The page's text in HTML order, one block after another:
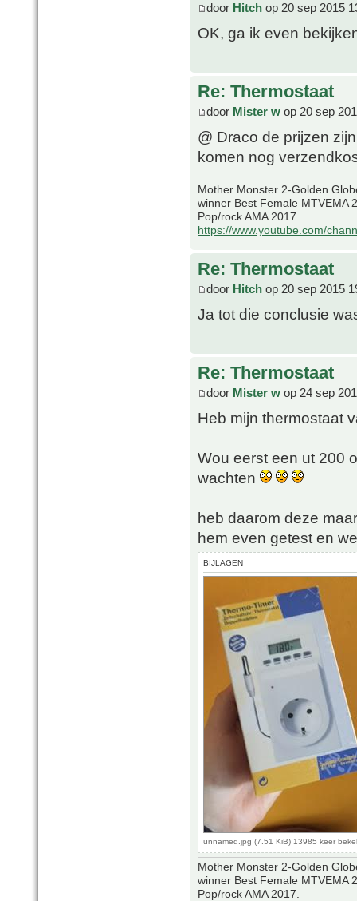
door Hitch op 20 sep 2015
OK, ga ik even
Re: Thermostaat
door Mister w op 20 sep
@ Draco de prijzen
komen nog
Mother Monster 2-Golden
winner Best Female MTVEMA
Pop/rock AMA 2017.
https://www.youtube.com/
Re: Thermostaat
door Hitch op 20 sep 2015
Ja tot die conclusie
Re: Thermostaat
door Mister w op 24 sep
Heb mijn thermostaat
Wou eerst een ut 200
wachten
heb daarom deze
hem even getest en
BIJLAGEN
unnamed.jpg (7.51 KiB) 13985 keer
Mother Monster 2-Golden
winner Best Female MTVEMA
Pop/rock AMA 2017.